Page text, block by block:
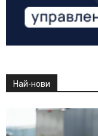
Най-нови